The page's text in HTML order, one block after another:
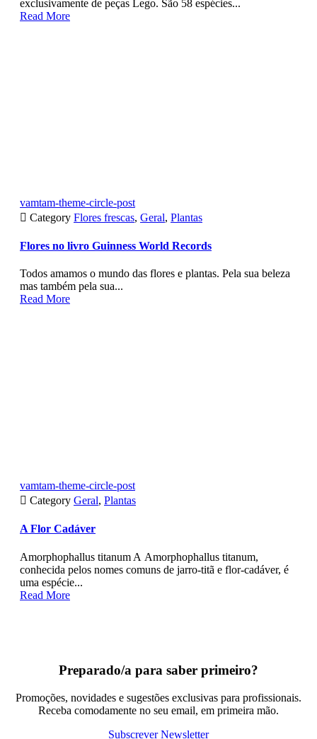
exclusivamente de peças Lego. São 58 espécies...
Read More
vamtam-theme-circle-post
 Category Flores frescas, Geral, Plantas
Flores no livro Guinness World Records
Todos amamos o mundo das flores e plantas. Pela sua beleza
mas também pela sua...
Read More
vamtam-theme-circle-post
 Category Geral, Plantas
A Flor Cadáver
Amorphophallus titanum A Amorphophallus titanum,
conhecida pelos nomes comuns de jarro-titã e flor-cadáver, é
uma espécie...
Read More
Preparado/a para saber primeiro?
Promoções, novidades e sugestões exclusivas para profissionais.
Receba comodamente no seu email, em primeira mão.
Subscrever Newsletter